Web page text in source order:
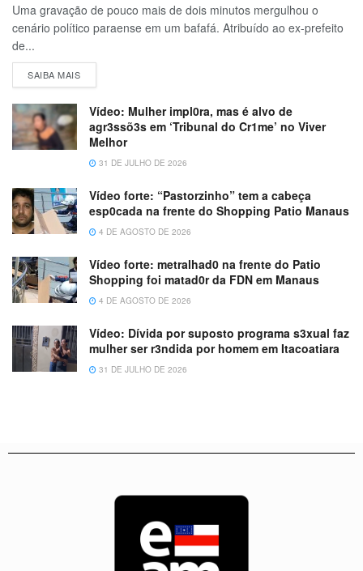
Uma gravação de pouco mais de dois minutos mergulhou o
cenário político paraense em um bafafá. Atribuído ao ex-prefeito
de...
SAIBA MAIS
Vídeo: Mulher impl0ra, mas é alvo de
agr3ssõ3s em ‘Tribunal do Cr1me’ no Viver
Melhor
31 DE JULHO DE 2026
Vídeo forte: “Pastorzinho” tem a cabeça
esp0cada na frente do Shopping Patio Manaus
4 DE AGOSTO DE 2026
Vídeo forte: metralhad0 na frente do Patio
Shopping foi matad0r da FDN em Manaus
4 DE AGOSTO DE 2026
Vídeo: Dívida por suposto programa s3xual faz
mulher ser r3ndida por homem em Itacoatiara
31 DE JULHO DE 2026